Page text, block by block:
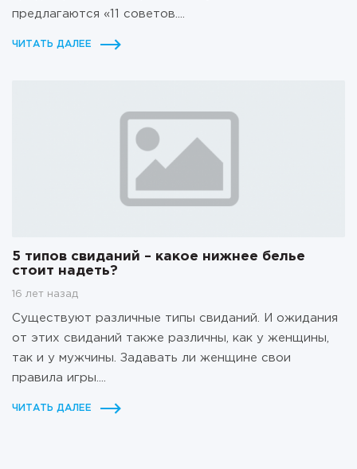
предлагаются «11 советов....
ЧИТАТЬ ДАЛЕЕ
5 типов свиданий – какое нижнее белье
стоит надеть?
16 лет назад
Существуют различные типы свиданий. И ожидания
от этих свиданий также различны, как у женщины,
так и у мужчины. Задавать ли женщине свои
правила игры....
ЧИТАТЬ ДАЛЕЕ